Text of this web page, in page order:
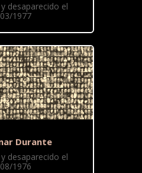
desaparecido el
1977
Durante
desaparecido el
1976